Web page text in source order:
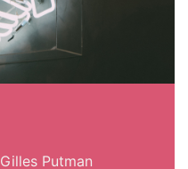
Gilles Putman